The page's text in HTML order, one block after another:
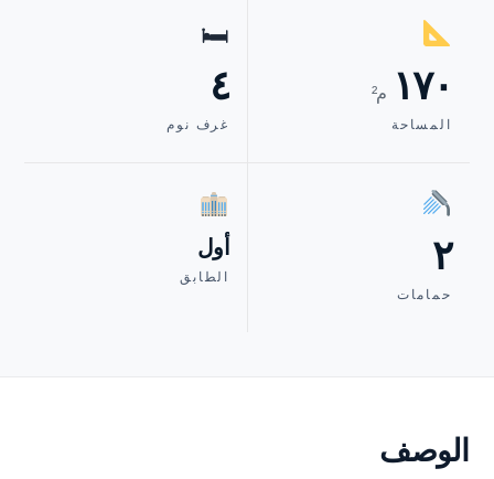
١٧٠ م²
المساحة
🛏
٤
غرف نوم
٢
حمامات
أول
الطابق
الوصف